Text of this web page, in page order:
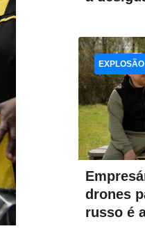
drones
russo é
EXPLOSÃO